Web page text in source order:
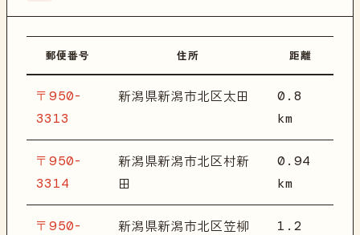
郵便番号 住所 距離
〒950-
3313
新潟県新潟市北区太田
0.8
km
〒950-
3314
新潟県新潟市北区村新
田
0.94
km
〒950- 新潟県新潟市北区笠柳 1.2